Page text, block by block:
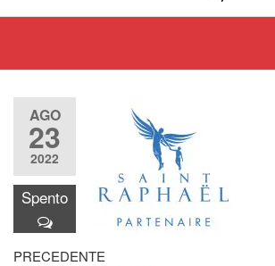
AGO
23
2022
Spento
PRECEDENTE